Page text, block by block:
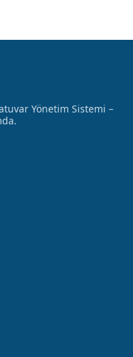
Yönetim Sistemi –